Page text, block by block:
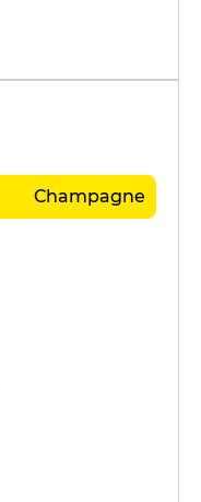
Champagne